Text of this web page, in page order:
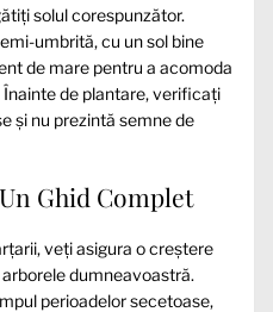
solul corespunzător.
umbrită, cu un sol bine
de mare pentru a acomoda
de plantare, verificați
și nu prezintă semne de
Ghid Complet
veți asigura o creștere
dumneavoastră.
perioadelor secetoase,